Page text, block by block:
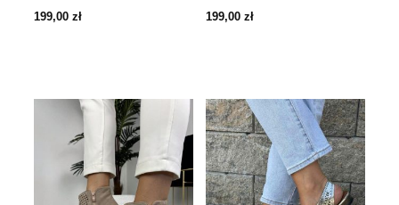
199,00 zł 199,00 zł